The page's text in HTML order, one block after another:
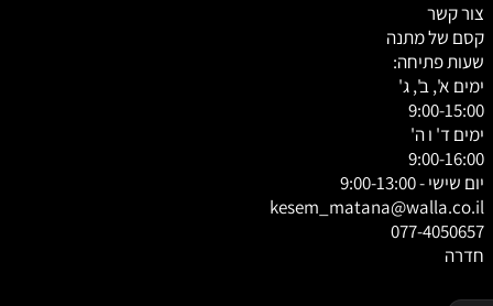
צור קשר
קסם של מתנה
שעות פתיחה:
ימים א', ב', ג'
9:00-15:00
ימים ד' ו ה'
9:00-16:00
יום שישי - 9:00-13:00
kesem_matana@walla.co.il
077-4050657
חדרה